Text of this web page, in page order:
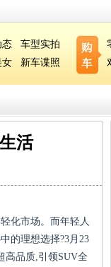
态
车型实拍
女
新车谍照
活
化市场。而年轻人
的理想选择?3月23
高品质,引领SUV全